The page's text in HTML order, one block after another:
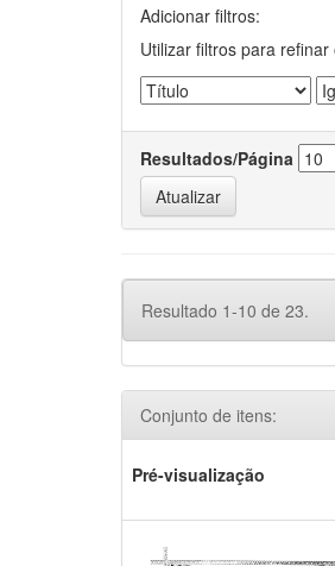
Adicionar filtros:
Utilizar filtros para
Resultados/Página
Resultado 1-10 de 23.
Conjunto de itens:
Pré-visualização